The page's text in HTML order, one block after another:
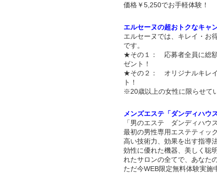
価格￥5,250でお手軽体験！
エルセーヌの超おトクなキャ
エルセーヌでは、キレイ・お
です。
★その１： 応募者全員に総
ゼント！
★その２： オリジナルキレ
ト！
※20歳以上の女性に限らせて
メンズエステ「ダンディハウ
「男のエステ ダンディハウ
最初の男性専用エステティッ
高い技術力、効果を出す指導
効性に優れた機器、美しく聡
れたサロンの全てで、あなた
ただ今WEB限定無料体験実施